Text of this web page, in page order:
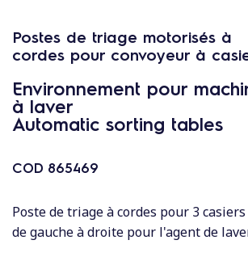
Postes de triage motorisés à
cordes pour convoyeur à
Environnement pour
à laver
Automatic sorting tables
COD 865469
Poste de triage à cordes pour 3
de gauche à droite pour l'agent de